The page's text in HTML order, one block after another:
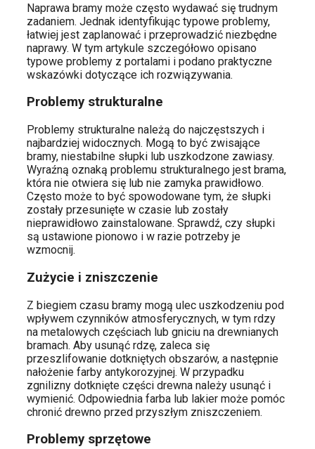
Naprawa bramy może często wydawać się trudnym
zadaniem. Jednak identyfikując typowe problemy,
łatwiej jest zaplanować i przeprowadzić niezbędne
naprawy. W tym artykule szczegółowo opisano
typowe problemy z portalami i podano praktyczne
wskazówki dotyczące ich rozwiązywania.
Problemy strukturalne
Problemy strukturalne należą do najczęstszych i
najbardziej widocznych. Mogą to być zwisające
bramy, niestabilne słupki lub uszkodzone zawiasy.
Wyraźną oznaką problemu strukturalnego jest brama,
która nie otwiera się lub nie zamyka prawidłowo.
Często może to być spowodowane tym, że słupki
zostały przesunięte w czasie lub zostały
nieprawidłowo zainstalowane. Sprawdź, czy słupki
są ustawione pionowo i w razie potrzeby je
wzmocnij.
Zużycie i zniszczenie
Z biegiem czasu bramy mogą ulec uszkodzeniu pod
wpływem czynników atmosferycznych, w tym rdzy
na metalowych częściach lub gniciu na drewnianych
bramach. Aby usunąć rdzę, zaleca się
przeszlifowanie dotkniętych obszarów, a następnie
nałożenie farby antykorozyjnej. W przypadku
zgnilizny dotknięte części drewna należy usunąć i
wymienić. Odpowiednia farba lub lakier może pomóc
chronić drewno przed przyszłym zniszczeniem.
Problemy sprzętowe